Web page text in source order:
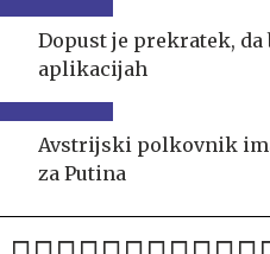
Dopust je prekratek,
aplikacijah
Avstrijski polkovnik
za Putina